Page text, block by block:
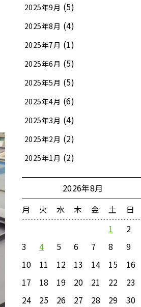
2025年9月 (5)
2025年8月 (4)
2025年7月 (1)
2025年6月 (5)
2025年5月 (5)
2025年4月 (6)
2025年3月 (4)
2025年2月 (2)
2025年1月 (2)
2026年8月
月
火 水 木 金 土
日
1
2
3
4 5 6 7 8
9
10
11 12 13 14 15
16
17
18 19 20 21 22
23
24
25 26 27 28 29 30